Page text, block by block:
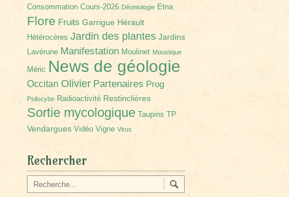
Consommation Cours-2026 Déontologie Etna
Flore Fruits Garrigue Hérault
Hétérocères Jardin des plantes Jardins
Lavérune Manifestation Moulinet Moustique
Méric News de géologie
Occitan Olivier Partenaires Prog
Psilocybe Radioactivité Restinclières
Sortie mycologique Taupins TP
Vendargues Vidéo Vigne Virus
Rechercher